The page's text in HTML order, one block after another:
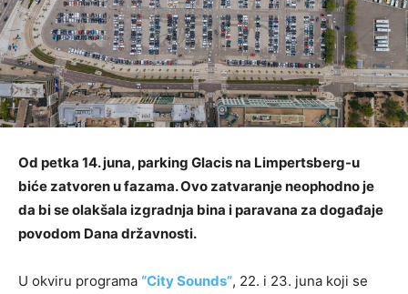
Od petka 14. juna, parking Glacis na Limpertsberg-u
biće zatvoren u fazama. Ovo zatvaranje neophodno je
da bi se olakšala izgradnja bina i paravana za događaje
povodom Dana državnosti.
U okviru programa “City Sounds”, 22. i 23. juna koji se